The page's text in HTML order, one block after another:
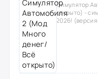
Симулятор
открыто) -
2026! (версия